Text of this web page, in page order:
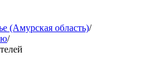
(Амурская область)/
/